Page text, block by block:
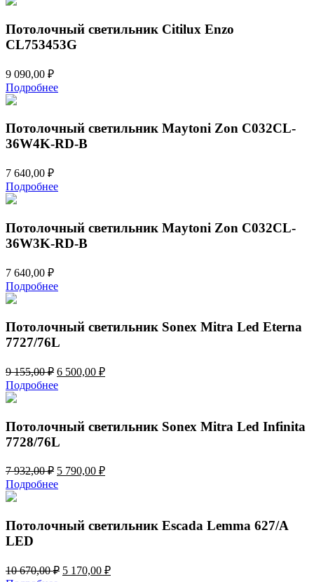
Потолочный светильник Citilux Enzo
CL753453G
9 090,00 ₽
Подробнее
Потолочный светильник Maytoni Zon C032CL-
36W4K-RD-B
7 640,00 ₽
Подробнее
Потолочный светильник Maytoni Zon C032CL-
36W3K-RD-B
7 640,00 ₽
Подробнее
Потолочный светильник Sonex Mitra Led Eterna
7727/76L
9 155,00₽ Первоначальная
цена
составляла
155,00 ₽.
6 500,00 ₽Текущая
Подробнее
Потолочный светильник Sonex Mitra Led Infinita
7728/76L
7 932,00₽ Первоначальная
цена
составляла
932,00 ₽.
5 790,00 ₽Текущая
Подробнее
Потолочный светильник Escada Lemma 627/A
LED
10 670,00₽ Первоначальная
5 170,00 ₽Текущая